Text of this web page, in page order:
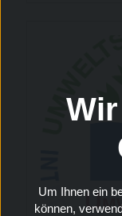
Um Ihnen ein
können,